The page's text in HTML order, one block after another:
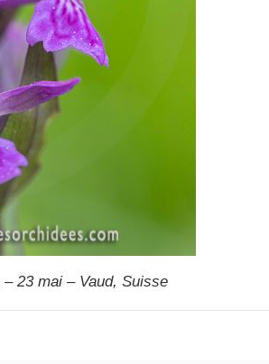
– 23 mai – Vaud, Suisse